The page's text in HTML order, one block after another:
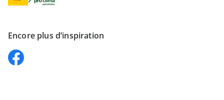
Encore plus d’inspiration